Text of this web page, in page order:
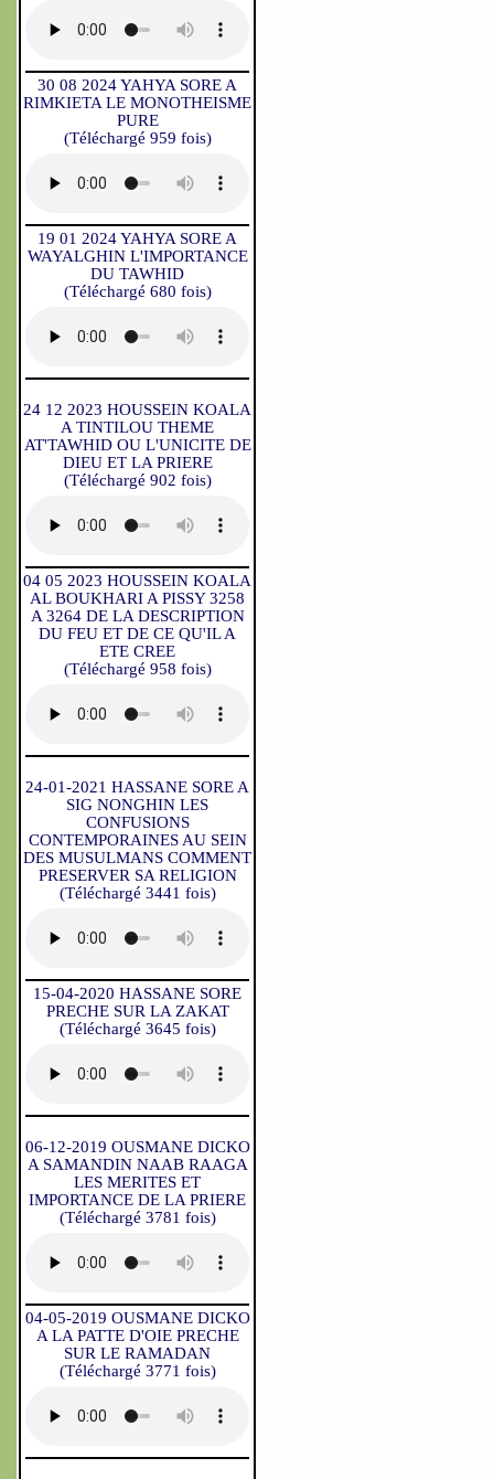
30 08 2024 YAHYA SORE A
RIMKIETA LE MONOTHEISME
PURE
(Téléchargé 959 fois)
19 01 2024 YAHYA SORE A
WAYALGHIN L'IMPORTANCE
DU TAWHID
(Téléchargé 680 fois)
24 12 2023 HOUSSEIN KOALA
A TINTILOU THEME
AT'TAWHID OU L'UNICITE DE
DIEU ET LA PRIERE
(Téléchargé 902 fois)
04 05 2023 HOUSSEIN KOALA
AL BOUKHARI A PISSY 3258
A 3264 DE LA DESCRIPTION
DU FEU ET DE CE QU'IL A
ETE CREE
(Téléchargé 958 fois)
24-01-2021 HASSANE SORE A
SIG NONGHIN LES
CONFUSIONS
CONTEMPORAINES AU SEIN
DES MUSULMANS COMMENT
PRESERVER SA RELIGION
(Téléchargé 3441 fois)
15-04-2020 HASSANE SORE
PRECHE SUR LA ZAKAT
(Téléchargé 3645 fois)
06-12-2019 OUSMANE DICKO
A SAMANDIN NAAB RAAGA
LES MERITES ET
IMPORTANCE DE LA PRIERE
(Téléchargé 3781 fois)
04-05-2019 OUSMANE DICKO
A LA PATTE D'OIE PRECHE
SUR LE RAMADAN
(Téléchargé 3771 fois)